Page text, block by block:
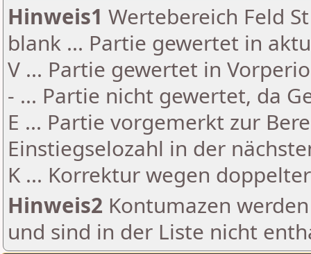
Hinweis1 Wertebereich Feld
blank ... Partie gewertet in
V ... Partie gewertet in
- ... Partie nicht gewertet, da
E ... Partie vorgemerkt zur
Einstiegselozahl in der
K ... Korrektur wegen
Hinweis2 Kontumazen
und sind in der Liste nicht